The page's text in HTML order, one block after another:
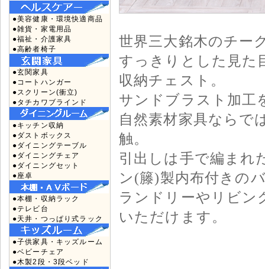
●美容健康・環境快適商品
●雑貨・家電用品
●福祉・介護家具
●高齢者椅子
●玄関家具
●コートハンガー
●スクリーン(衝立)
●タチカワブラインド
●キッチン収納
●ダストボックス
●ダイニングテーブル
●ダイニングチェア
●ダイニングセット
●座卓
●本棚・収納ラック
●テレビ台
●天井・つっぱり式ラック
●子供家具・キッズルーム
●ベビーチェア
●木製2段・3段ベッド
世界三大銘木のチー
すっきりとした見た
収納チェスト。
サンドブラスト加工
自然素材家具ならで
触。
引出しは手で編まれ
ン(籐)製内布付きの
ランドリーやリビン
いただけます。